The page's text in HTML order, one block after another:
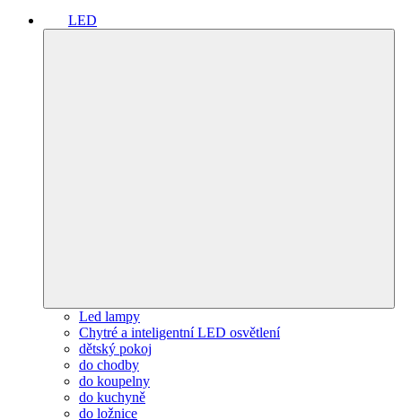
LED
Led lampy
Chytré a inteligentní LED osvětlení
dětský pokoj
do chodby
do koupelny
do kuchyně
do ložnice